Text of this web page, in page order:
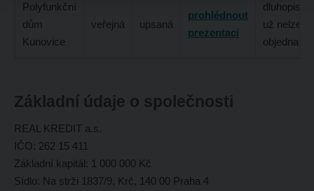
Polyfunkční
dům
Kunovice
veřejná upsaná
prohlédnout
prezentaci
dluhopisy
už nelze
objednat
Základní údaje o společnosti
REAL KREDIT a.s.
IČO: 262 15 411
Základní kapitál: 1 000 000 Kč
Sídlo: Na strži 1837/9, Krč, 140 00 Praha 4